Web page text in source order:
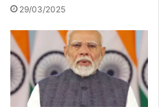
29/03/2025